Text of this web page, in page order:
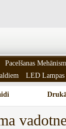
Pacelšanas
LED